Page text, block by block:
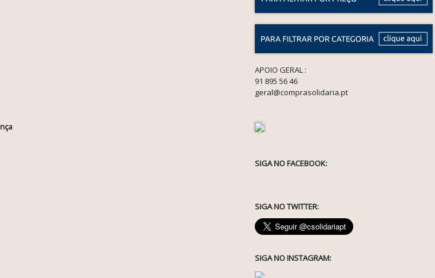
APOIO GERAL :
91 895 56 46
geral@comprasolidaria.pt
SIGA NO FACEBOOK:
SIGA NO TWITTER:
SIGA NO INSTAGRAM: